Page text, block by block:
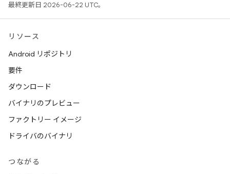
最終更新日 2026-06-22 UTC。
リソース
Android リポジトリ
要件
ダウンロード
バイナリのプレビュー
ファクトリー イメージ
ドライバのバイナリ
つながる